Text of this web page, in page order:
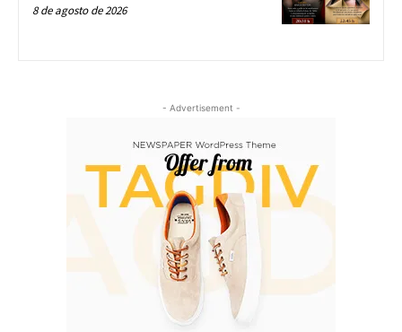
8 de agosto de 2026
- Advertisement -